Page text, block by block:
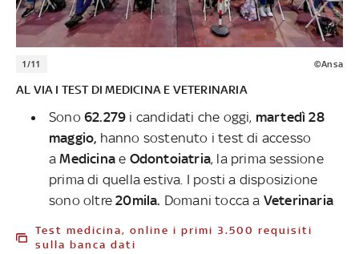
1/11 ©Ansa
AL VIA I TEST DI MEDICINA E VETERINARIA
Sono 62.279 i candidati che oggi, martedì 28
maggio, hanno sostenuto i test di accesso
aMedicinae Odontoiatria, la prima sessione
prima di quella estiva. I posti a disposizione
sono oltre20mila. Domani tocca a Veterinaria
Test medicina, online i primi 3.500 requisiti
sulla banca dati